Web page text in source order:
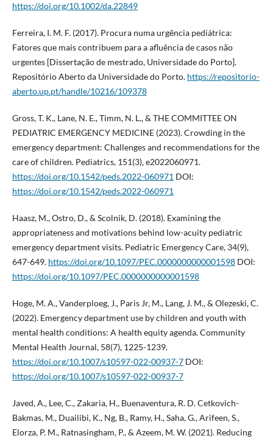
https://doi.org/10.1002/da.22849
Ferreira, I. M. F. (2017). Procura numa urgência pediátrica:
Fatores que mais contribuem para a afluência de casos não
urgentes [Dissertação de mestrado, Universidade do Porto].
Repositório Aberto da Universidade do Porto. https://repositorio-
aberto.up.pt/handle/10216/109378
Gross, T. K., Lane, N. E., Timm, N. L., & THE COMMITTEE ON
PEDIATRIC EMERGENCY MEDICINE (2023). Crowding in the
emergency department: Challenges and recommendations for the
care of children. Pediatrics, 151(3), e2022060971.
https://doi.org/10.1542/peds.2022-060971 DOI:
https://doi.org/10.1542/peds.2022-060971
Haasz, M., Ostro, D., & Scolnik, D. (2018). Examining the
appropriateness and motivations behind low-acuity pediatric
emergency department visits. Pediatric Emergency Care, 34(9),
647-649. https://doi.org/10.1097/PEC.0000000000001598DOI:
https://doi.org/10.1097/PEC.0000000000001598
Hoge, M. A., Vanderploeg, J., Paris Jr, M., Lang, J. M., & Olezeski, C.
(2022). Emergency department use by children and youth with
mental health conditions: A health equity agenda. Community
Mental Health Journal, 58(7), 1225-1239.
https://doi.org/10.1007/s10597-022-00937-7DOI:
https://doi.org/10.1007/s10597-022-00937-7
Javed, A., Lee, C., Zakaria, H., Buenaventura, R. D. Cetkovich-
Bakmas, M., Duailibi, K., Ng, B., Ramy, H., Saha, G., Arifeen, S.,
Elorza, P. M., Ratnasingham, P., & Azeem, M. W. (2021). Reducing